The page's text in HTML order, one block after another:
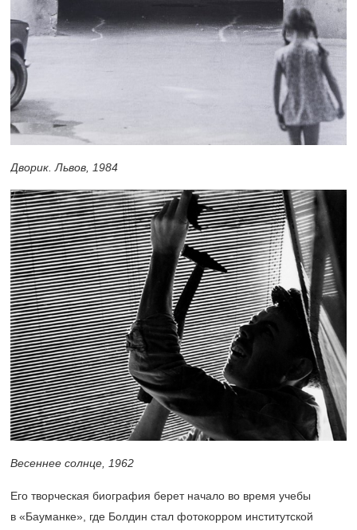
Дворик. Львов, 1984
Весеннее солнце, 1962
Его творческая биография берет начало во время учебы
в «Бауманке», где Болдин стал фотокорром институтской